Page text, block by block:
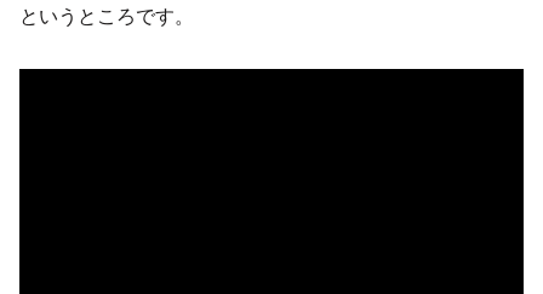
というところです。